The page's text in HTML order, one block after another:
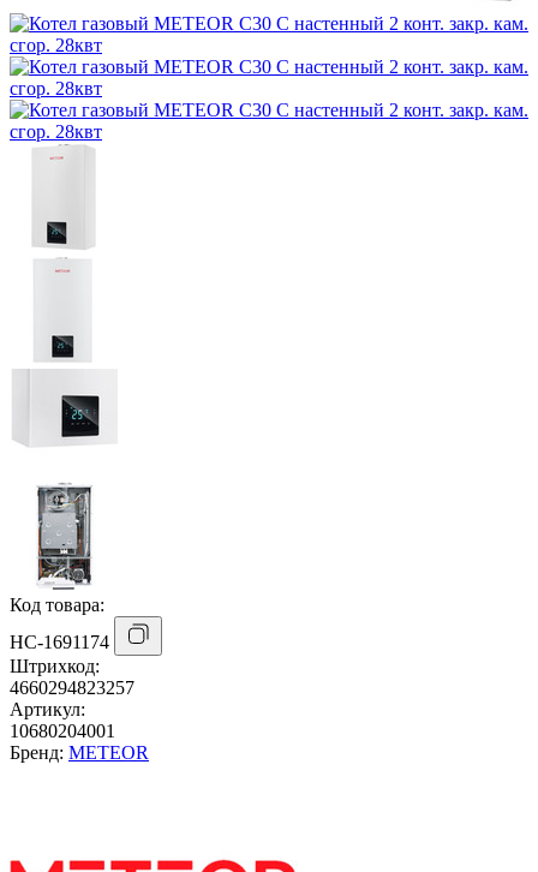
Код товара:
НС-1691174
Штрихкод:
4660294823257
Артикул:
10680204001
Бренд: METEOR